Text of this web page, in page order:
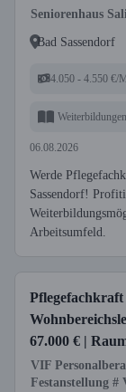
Seniorenhaus
Bad Sassendorf
4.050 - 4.550 €/
Weiterbildungen
06.08.2026
Werde
Sassendorf!
Arbeitsumfeld.
Pflegefachkraft
67.000 € |
VIF
Festanstellung #